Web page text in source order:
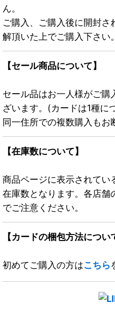
ん。
ご購入、ご購入後に開封
解頂いた上でご購入下さい。
【セール商品について】
セール品はお一人様がご
ざいます。(カードは1種に
同一住所での複数購入もお
【在庫数について】
商品ページに表示されてい
在庫数となります。各店舗
でご注意ください。
【カードの梱包方法につい
初めてご購入の方はこちら